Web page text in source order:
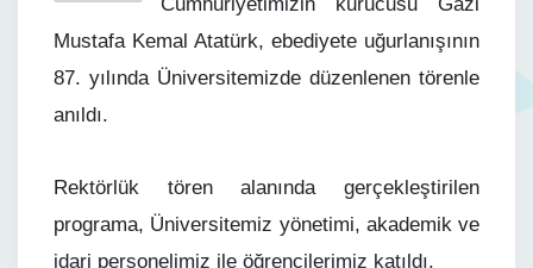
Mustafa Kemal Atatürk, ebediyete uğurlanışının
87. yılında Üniversitemizde düzenlenen törenle
anıldı.
Rektörlük tören alanında gerçekleştirilen
programa, Üniversitemiz yönetimi, akademik ve
idari personelimiz ile öğrencilerimiz katıldı.